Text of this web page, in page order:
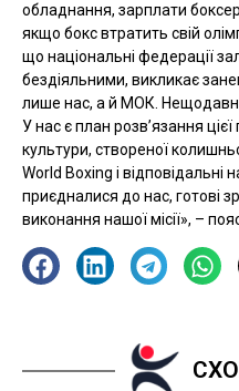
обладнання, зарплати
якщо бокс втратить свій
що національні федерації
бездіяльними, викликає
лише нас, а й МОК.
У нас є план розв’язання
культури, створеної
World Boxing і відповідальні
приєдналися до нас, готові
виконання нашої місії», –